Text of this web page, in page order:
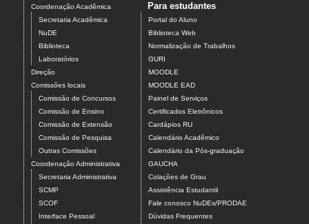
Coordenação Acadêmica
Secretaria Acadêmica
NuDE
Biblioteca
Laboratórios
Direção
Comissões locais
Comissão de Concursos
Comissão de Ensino
Comissão de Extensão
Comissão de Pesquisa
Outras Comissões
Coordenação Administrativa
Secretaria Administrativa
SCMP
SCOF
Interface Pessoal
Para estudantes
Portal do Aluno
Biblioteca Web
Normalização de Trabalhos
GURI
MOODLE
MOODLE EAD
Painel de Serviços
Certificados Eletrônicos
Cardápios RU
Calendário Acadêmico
Calendário da Pós-graduação
GAUCHA
Colações de Grau
Assistência Estudantil
Fale conosco NuDEs/PRODAE
Dúvidas Frequentes